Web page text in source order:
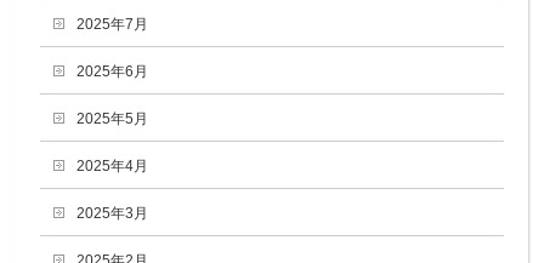
2025年7月
2025年6月
2025年5月
2025年4月
2025年3月